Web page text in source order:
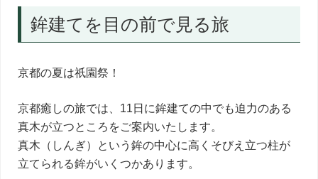
た
添
う
し
の
旅
鉾建てを目の前で見る旅
京都の夏は祇園祭！
京都癒しの旅では、11日に鉾建ての中でも迫力のある
真木が立つところをご案内いたします。
真木（しんぎ）という鉾の中心に高くそびえ立つ柱が
立てられる鉾がいくつかあります。